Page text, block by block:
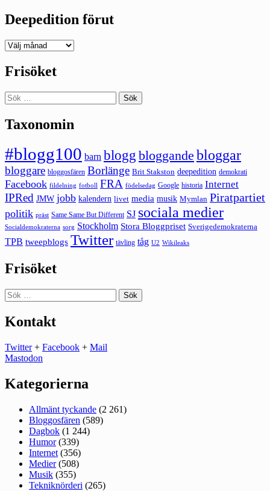
Deepedition förut
Deepedition
Frisöket
Sök
efter:
Taxonomin
#blogg100 barn blogg bloggande bloggar
bloggare bloggosfären Borlänge Brit Stakston deepedition demokrati
Facebook fildelning fotboll FRA födelsedag Google historia Internet
IPRed JMW jobb kalendern livet media musik Mymlan Piratpartiet
politik präst Same Same But Different SJ sociala medier
Socialdemokraterna sorg Stockholm Stora Bloggpriset Sverigedemokraterna
TPB tweepblogs Twitter tävling tåg U2 Wikileaks
Frisöket
Sök
efter:
Kontakt
Twitter+ Facebook + Mail
Mastodon
Kategorierna
Allmänt tyckande (2 261)
Bloggosfären (589)
Dagbok (1 244)
Humor(339)
Internet (356)
Medier(508)
Musik (355)
Tekniknörderi (265)